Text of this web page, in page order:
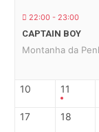
22:00 - 23:00
CAPTAIN BOY
Montanha da
10 11
17 18